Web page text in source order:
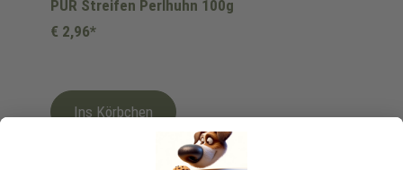
PUR Streifen Perlhuhn 100g
€ 2,96*
Ins Körbchen